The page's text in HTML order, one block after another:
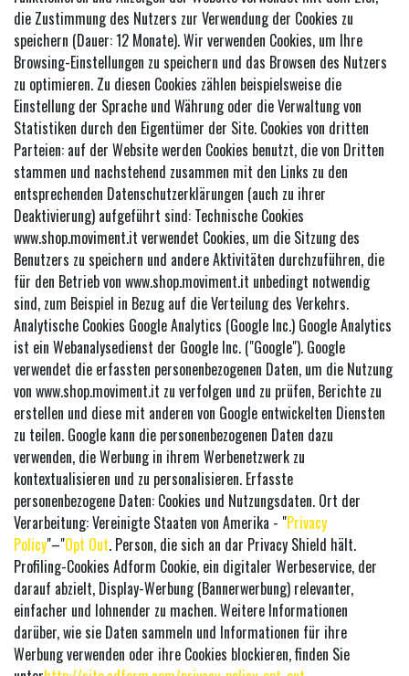
die Zustimmung des Nutzers zur Verwendung der Cookies zu
speichern (Dauer: 12 Monate). Wir verwenden Cookies, um Ihre
Browsing-Einstellungen zu speichern und das Browsen des Nutzers
zu optimieren. Zu diesen Cookies zählen beispielsweise die
Einstellung der Sprache und Währung oder die Verwaltung von
Statistiken durch den Eigentümer der Site. Cookies von dritten
Parteien: auf der Website werden Cookies benutzt, die von Dritten
stammen und nachstehend zusammen mit den Links zu den
entsprechenden Datenschutzerklärungen (auch zu ihrer
Deaktivierung) aufgeführt sind: Technische Cookies
www.shop.moviment.it verwendet Cookies, um die Sitzung des
Benutzers zu speichern und andere Aktivitäten durchzuführen, die
für den Betrieb von www.shop.moviment.it unbedingt notwendig
sind, zum Beispiel in Bezug auf die Verteilung des Verkehrs.
Analytische Cookies Google Analytics (Google Inc.) Google Analytics
ist ein Webanalysedienst der Google Inc. ("Google"). Google
verwendet die erfassten personenbezogenen Daten, um die Nutzung
von www.shop.moviment.it zu verfolgen und zu prüfen, Berichte zu
erstellen und diese mit anderen von Google entwickelten Diensten
zu teilen. Google kann die personenbezogenen Daten dazu
verwenden, die Werbung in ihrem Werbenetzwerk zu
kontextualisieren und zu personalisieren. Erfasste
personenbezogene Daten: Cookies und Nutzungsdaten. Ort der
Verarbeitung: Vereinigte Staaten von Amerika - "Privacy
Policy"–"Opt Out. Person, die sich an dar Privacy Shield hält.
Profiling-Cookies Adform Cookie, ein digitaler Werbeservice, der
darauf abzielt, Display-Werbung (Bannerwerbung) relevanter,
einfacher und lohnender zu machen. Weitere Informationen
darüber, wie sie Daten sammeln und Informationen für ihre
Werbung verwenden oder ihre Cookies blockieren, finden Sie